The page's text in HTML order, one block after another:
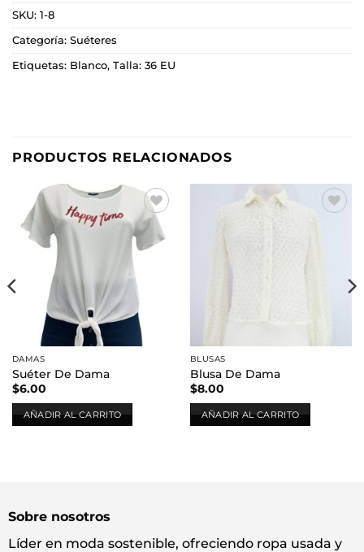
SKU: 1-8
Categoría: Suéteres
Etiquetas: Blanco, Talla: 36 EU
PRODUCTOS RELACIONADOS
Añadir
lista de
DAMAS
Suéter De Dama
$6.00
AÑADIR AL CARRITO
BLUSAS
Blusa De Dama
$8.00
AÑADIR AL CARRITO
Sobre nosotros
Líder en moda sostenible, ofreciendo ropa usada y